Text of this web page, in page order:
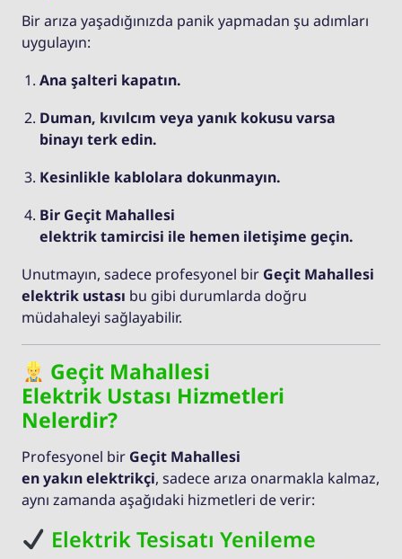
Bir arıza yaşadığınızda panik yapmadan şu adımları
uygulayın:
Ana şalteri kapatın.
Duman, kıvılcım veya yanık kokusu varsa
binayı terk edin.
Kesinlikle kablolara dokunmayın.
Bir Geçit Mahallesi
elektrik tamircisi ile hemen iletişime geçin.
Unutmayın, sadece profesyonel bir Geçit Mahallesi
elektrik ustası bu gibi durumlarda doğru
müdahaleyi sağlayabilir.
Geçit Mahallesi
Elektrik Ustası Hizmetleri
Nelerdir?
Profesyonel bir Geçit Mahallesi
en yakın elektrikçi, sadece arıza onarmakla kalmaz,
aynı zamanda aşağıdaki hizmetleri de verir:
Elektrik Tesisatı Yenileme